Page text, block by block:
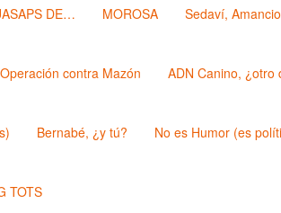
DE… MOROSA Sedaví,
Operación contra Mazón ADN Canino, ¿otro
Bernabé, ¿y tú? No es Humor (es
TOTS